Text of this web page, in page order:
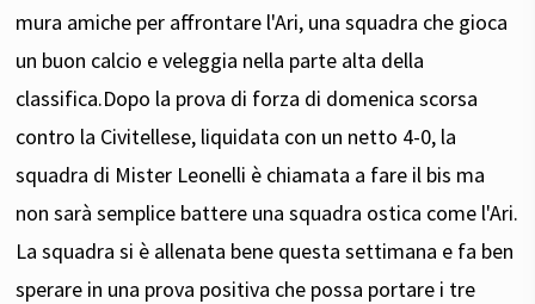
mura amiche per affrontare l'Ari, una squadra che gioca
un buon calcio e veleggia nella parte alta della
classifica.Dopo la prova di forza di domenica scorsa
contro la Civitellese, liquidata con un netto 4-0, la
squadra di Mister Leonelli è chiamata a fare il bis ma
non sarà semplice battere una squadra ostica come l'Ari.
La squadra si è allenata bene questa settimana e fa ben
sperare in una prova positiva che possa portare i tre